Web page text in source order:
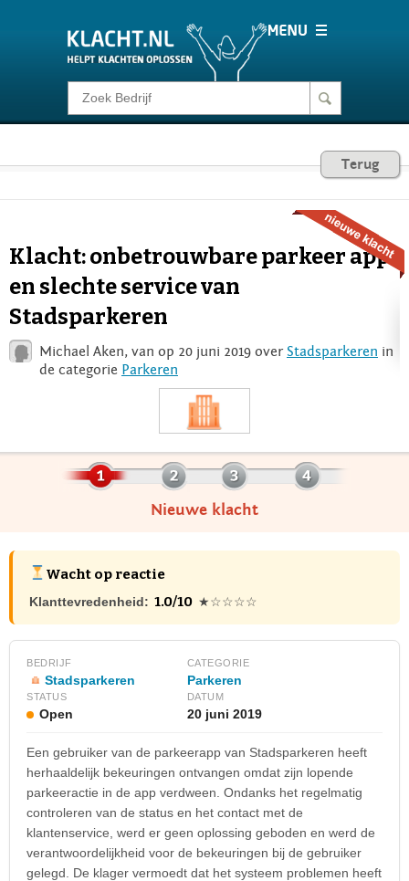
Klacht melden
Consumentenrecht
Voor Bedrijven
Terug
Klacht: onbetrouwbare parkeer app
en slechte service van
Stadsparkeren
Michael Aken, van op 20 juni 2019 over Stadsparkeren in
de categorie Parkeren
Nieuwe klacht
Wacht op reactie
Klanttevredenheid: 1.0/10 ★☆☆☆☆
BEDRIJF
Stadsparkeren
CATEGORIE
Parkeren
STATUS
Open
DATUM
20 juni 2019
Een gebruiker van de parkeerapp van Stadsparkeren heeft
herhaaldelijk bekeuringen ontvangen omdat zijn lopende
parkeeractie in de app verdween. Ondanks het regelmatig
controleren van de status en het contact met de
klantenservice, werd er geen oplossing geboden en werd de
verantwoordelijkheid voor de bekeuringen bij de gebruiker
gelegd. De klager vermoedt dat het systeem problemen heeft